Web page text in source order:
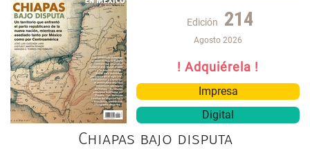
Edición 214
Agosto 2026
! Adquiérela !
Impresa
Digital
Chiapas bajo disputa